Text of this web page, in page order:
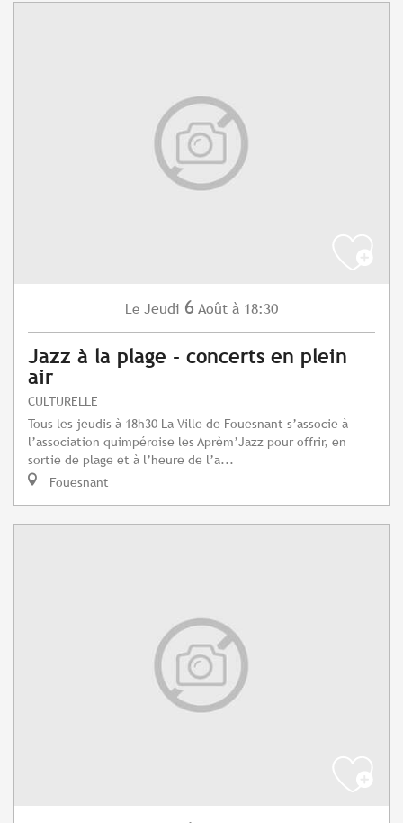
Le Jeudi 6 Août à 18:30
Jazz à la plage - concerts en plein
air
CULTURELLE
Tous les jeudis à 18h30 La Ville de Fouesnant s’associe à
l’association quimpéroise les Aprèm’Jazz pour offrir, en
sortie de plage et à l’heure de l’a...
Fouesnant